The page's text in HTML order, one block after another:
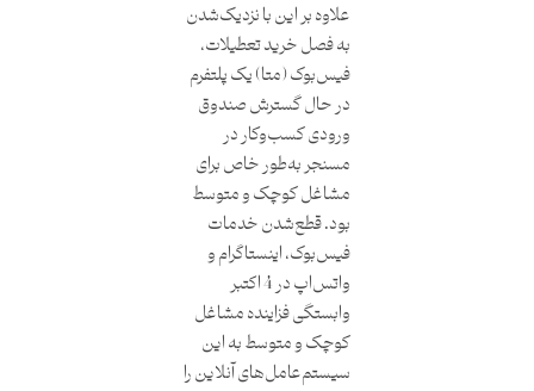
علاوه بر این با نزدیک‌شدن
به فصل خرید تعطیلات،
فیس‌بوک (متا) یک پلتفرم
در حال گسترش صندوق
ورودی کسب‌وکار در
مسنجر به‌طور خاص برای
مشاغل کوچک و متوسط
بود. قطع‌شدن خدمات
فیس‌بوک، اینستاگرام و
واتس‌اپ در 4 اکتبر
وابستگی فزاینده مشاغل
کوچک و متوسط به این
سیستم‌عامل‌های آنلاین را